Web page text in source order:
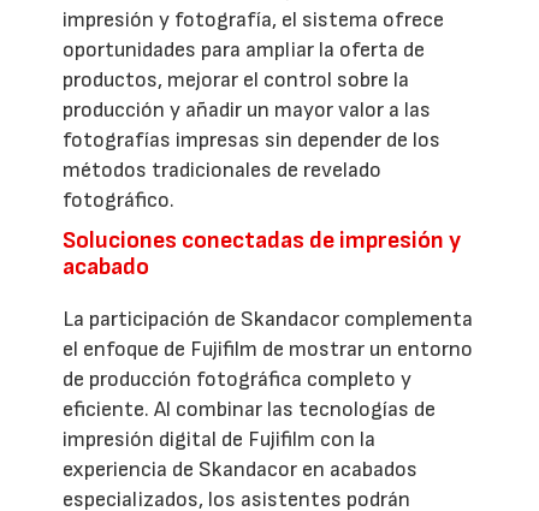
impresión y fotografía, el sistema ofrece
oportunidades para ampliar la oferta de
productos, mejorar el control sobre la
producción y añadir un mayor valor a las
fotografías impresas sin depender de los
métodos tradicionales de revelado
fotográfico.
Soluciones conectadas de impresión y
acabado
La participación de Skandacor complementa
el enfoque de Fujifilm de mostrar un entorno
de producción fotográfica completo y
eficiente. Al combinar las tecnologías de
impresión digital de Fujifilm con la
experiencia de Skandacor en acabados
especializados, los asistentes podrán